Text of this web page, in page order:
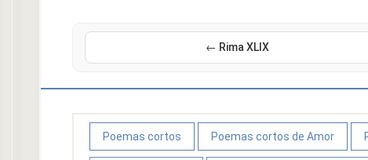
← Rima XLIX
Poemas cortos Poemas cortos de Amor